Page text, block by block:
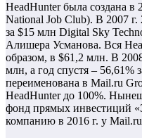
HeadHunter была создана в
National Job Club). В 2007
за $15 млн Digital Sky
Алишера Усманова. Вся
образом, в $61,2 млн. В
млн, а год спустя – 56,61%
переименована в Mail.ru
HeadHunter до 100%.
фонд прямых инвестиций
компанию в 2016 г. у